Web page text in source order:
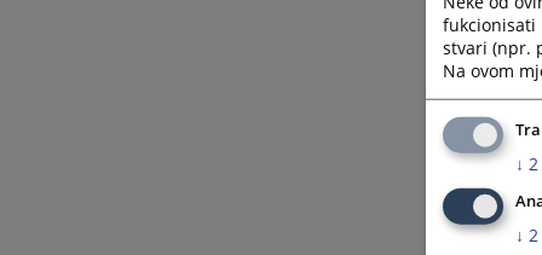
fukcionisati
stvari (npr.
Na ovom
↓ 2
↓ 2